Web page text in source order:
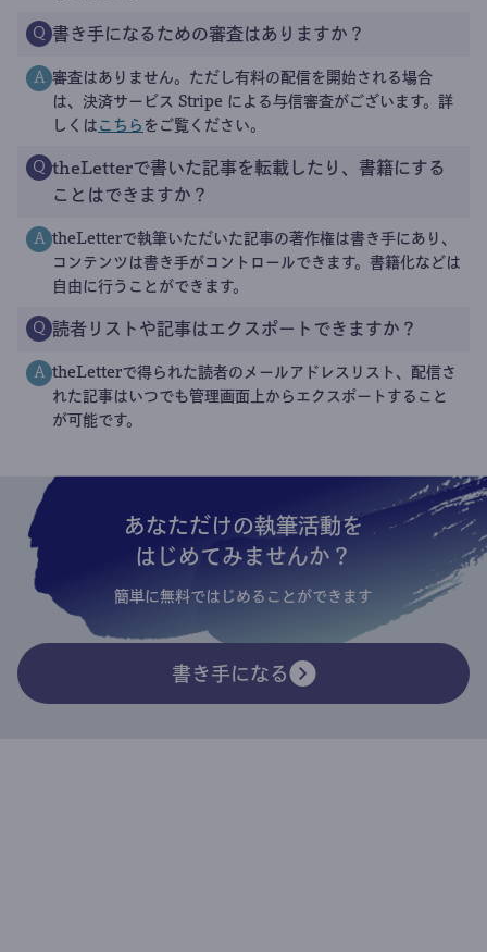
Q 書き手になるための審査はありますか？
A 審査はありません。ただし有料の配信を開始される場合
は、決済サービス Stripe による与信審査がございます。詳
しくは こちら をご覧ください。
Q theLetterで書いた記事を転載したり、書籍にする
ことはできますか？
A theLetterで執筆いただいた記事の著作権は書き手にあり、
コンテンツは書き手がコントロールできます。書籍化などは
自由に行うことができます。
Q 読者リストや記事はエクスポートできますか？
A theLetterで得られた読者のメールアドレスリスト、配信さ
れた記事はいつでも管理画面上からエクスポートすること
が可能です。
あなただけの執筆活動を
はじめてみませんか？
簡単に無料ではじめることができます
書き手になる